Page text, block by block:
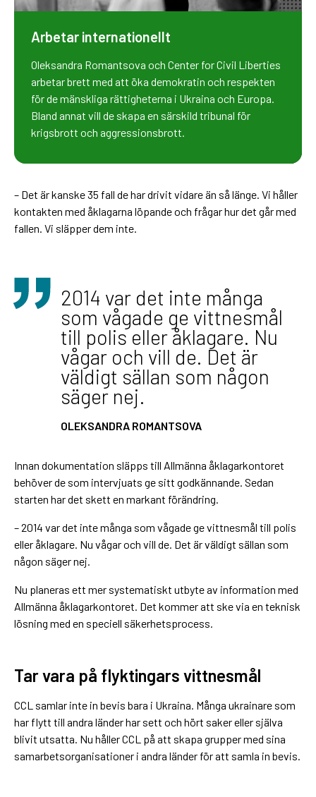
Arbetar internationellt
Oleksandra Romantsova och Center for Civil Liberties
arbetar brett med att öka demokratin och respekten
för de mänskliga rättigheterna i Ukraina och Europa.
Bland annat vill de skapa en särskild tribunal för
krigsbrott och aggressionsbrott.
– Det är kanske 35 fall de har drivit vidare än så länge. Vi håller
kontakten med åklagarna löpande och frågar hur det går med
fallen. Vi släpper dem inte.
2014 var det inte många
som vågade ge vittnesmål
till polis eller åklagare. Nu
vågar och vill de. Det är
väldigt sällan som någon
säger nej.
OLEKSANDRA ROMANTSOVA
Innan dokumentation släpps till Allmänna åklagarkontoret
behöver de som intervjuats ge sitt godkännande. Sedan
starten har det skett en markant förändring.
– 2014 var det inte många som vågade ge vittnesmål till polis
eller åklagare. Nu vågar och vill de. Det är väldigt sällan som
någon säger nej.
Nu planeras ett mer systematiskt utbyte av information med
Allmänna åklagarkontoret. Det kommer att ske via en teknisk
lösning med en speciell säkerhetsprocess.
Tar vara på flyktingars vittnesmål
CCL samlar inte in bevis bara i Ukraina. Många ukrainare som
har flytt till andra länder har sett och hört saker eller själva
blivit utsatta. Nu håller CCL på att skapa grupper med sina
samarbetsorganisationer i andra länder för att samla in bevis.